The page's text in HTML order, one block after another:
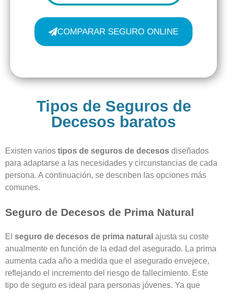
COMPARAR SEGURO ONLINE
Tipos de Seguros de
Decesos baratos
Existen varios tipos de seguros de decesos diseñados
para adaptarse a las necesidades y circunstancias de cada
persona. A continuación, se describen las opciones más
comunes.
Seguro de Decesos de Prima Natural
El seguro de decesos de prima natural ajusta su coste
anualmente en función de la edad del asegurado. La prima
aumenta cada año a medida que el asegurado envejece,
reflejando el incremento del riesgo de fallecimiento. Este
tipo de seguro es ideal para personas jóvenes. Ya que